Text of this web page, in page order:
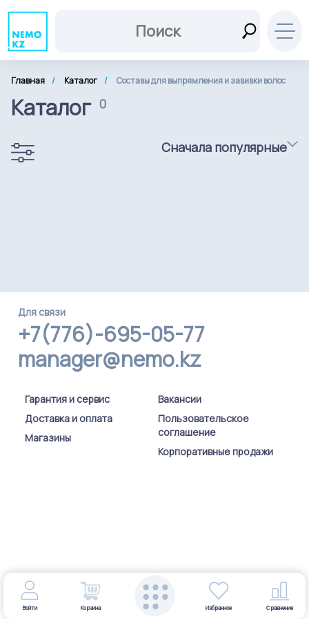
Главная Каталог Составы для выпрямления и завивки волос
Каталог 0
Сначала популярные
Для связи
+7(776)-695-05-77
manager@nemo.kz
Гарантия и сервис
Доставка и оплата
Магазины
Вакансии
Пользовательское
соглашение
Корпоративные продажи
Войти Корзина Избранное Сравнение